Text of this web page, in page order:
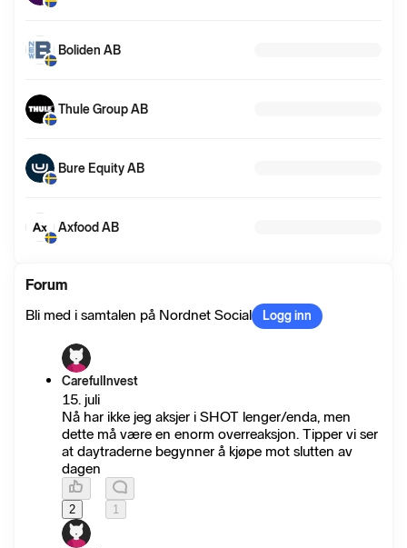
Boliden AB
Thule Group AB
Bure Equity AB
Axfood AB
Forum
Bli med i samtalen på Nordnet Social
Logg inn
CarefulInvest
15. juli
Nå har ikke jeg aksjer i SHOT lenger/enda, men
dette må være en enorm overreaksjon. Tipper vi ser
at daytraderne begynner å kjøpe mot slutten av
dagen
2 1